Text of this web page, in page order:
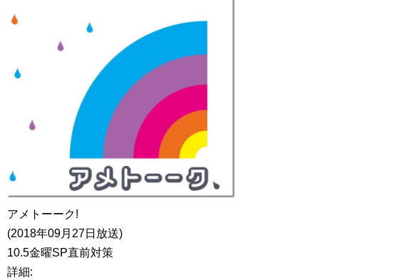
アメトーーク!
(2018年09月27日放送)
10.5金曜SP直前対策
詳細: